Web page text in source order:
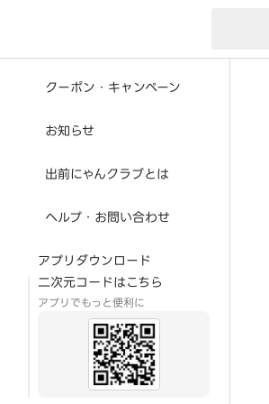
クーポン・キャンペーン
お知らせ
出前にゃんクラブとは
ヘルプ・お問い合わせ
アプリダウンロード
二次元コードはこちら
アプリでもっと便利に